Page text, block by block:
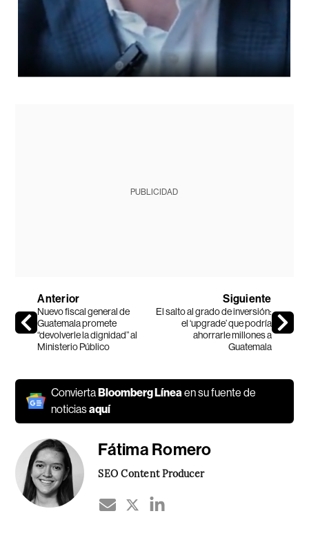
PUBLICIDAD
Anterior
Nuevo fiscal general de
Guatemala promete
“devolverle la dignidad” al
Ministerio Público
Siguiente
El salto al grado de inversión:
el ‘upgrade’ que podría
ahorrarle millones a
Guatemala
ConviertaBloomberg Línea en su fuente de
noticiasaquí
Fátima Romero
SEO Content Producer